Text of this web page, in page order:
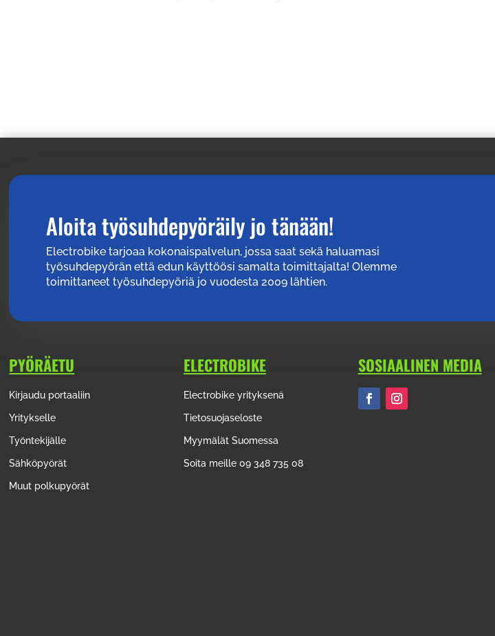
Aloita työsuhdepyöräily jo tänään!
Electrobike tarjoaa kokonaispalvelun, jossa saat sekä haluamasi
työsuhdepyörän että edun käyttöösi samalta toimittajalta! Olemme
toimittaneet työsuhdepyöriä jo vuodesta 2009 lähtien.
PYÖRÄETU
Kirjaudu portaaliin
Yritykselle
Työntekijälle
Sähköpyörät
Muut polkupyörät
ELECTROBIKE
Electrobike yrityksenä
Tietosuojaseloste
Myymälät Suomessa
Soita meille 09 348 735 08
SOSIAALINEN MEDIA